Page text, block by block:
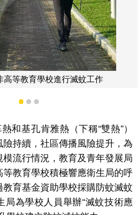
高等教育學校進行滅蚊工作
1 2 3
和基孔肯雅熱（下稱“雙熱”）
持續，社區傳播風險提升，為
模流行情況，教育及青年發展局
等教育學校積極響應衛生局的呼
教育基金資助學校採購防蚊滅蚊
局為學校人員舉辦“滅蚊技術應